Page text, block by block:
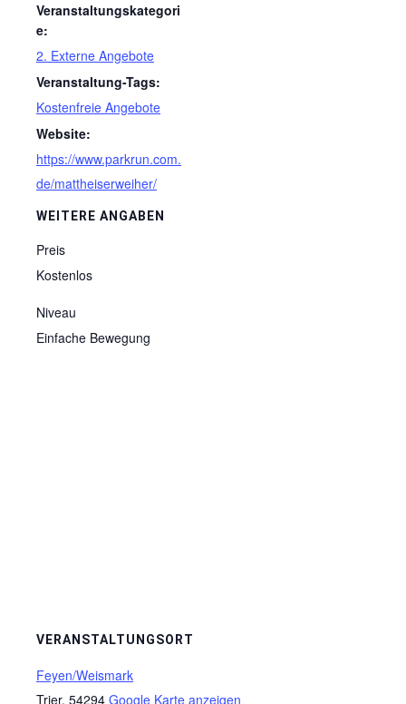
Veranstaltungskategori
e:
2. Externe Angebote
Veranstaltung-Tags:
Kostenfreie Angebote
Website:
https://www.parkrun.com.
de/mattheiserweiher/
WEITERE ANGABEN
Preis
Kostenlos
Niveau
Einfache Bewegung
VERANSTALTUNGSORT
Feyen/Weismark
Trier, 54294 Google Karte anzeigen